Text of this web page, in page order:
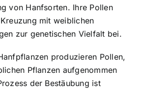
von Hanfsorten. Ihre Pollen
mit weiblichen
zur genetischen Vielfalt bei.
produzieren Pollen,
Pflanzen aufgenommen
der Bestäubung ist